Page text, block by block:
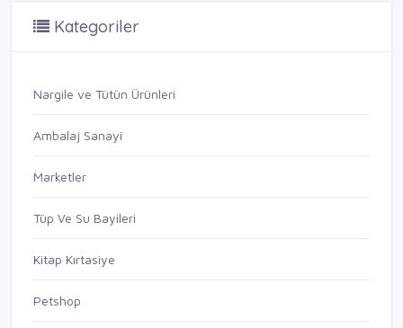
Kategoriler
Nargile ve Tütün Ürünleri
Ambalaj Sanayi
Marketler
Tüp Ve Su Bayileri
Kitap Kırtasiye
Petshop